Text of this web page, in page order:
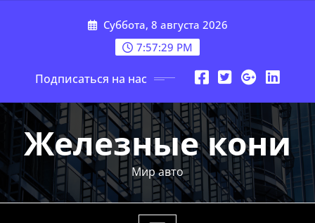
Суббота, 8 августа 2026
7:57:30 PM
Подписаться на нас
Железные кони
Мир авто